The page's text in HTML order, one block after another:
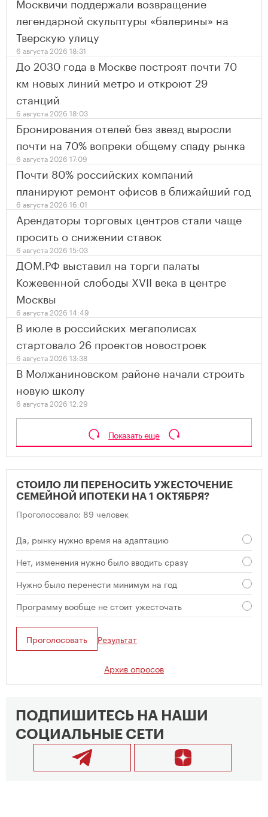
легендарной скульптуры «балерины» на
Тверскую улицу
6 августа 2026 18:31
До 2030 года в Москве построят почти 70
км новых линий метро и откроют 29
станций
6 августа 2026 18:03
Бронирования отелей без звезд выросли
почти на 70% вопреки общему спаду рынка
6 августа 2026 17:09
Почти 80% российских компаний
планируют ремонт офисов в ближайший год
6 августа 2026 16:01
Арендаторы торговых центров стали чаще
просить о снижении ставок
6 августа 2026 15:03
ДОМ.РФ выставил на торги палаты
Кожевенной слободы XVII века в центре
Москвы
6 августа 2026 14:49
В июле в российских мегаполисах
стартовало 26 проектов новостроек
6 августа 2026 13:38
В Молжаниновском районе начали строить
новую школу
6 августа 2026 12:29
Показать еще
СТОИЛО ЛИ ПЕРЕНОСИТЬ УЖЕСТОЧЕНИЕ
СЕМЕЙНОЙ ИПОТЕКИ НА 1 ОКТЯБРЯ?
Проголосовало: 89 человек
Да, рынку нужно время на адаптацию
Нет, изменения нужно было вводить сразу
Нужно было перенести минимум на год
Программу вообще не стоит ужесточать
Проголосовать Результат
Архив опросов
ПОДПИШИТЕСЬ НА НАШИ
СОЦИАЛЬНЫЕ СЕТИ